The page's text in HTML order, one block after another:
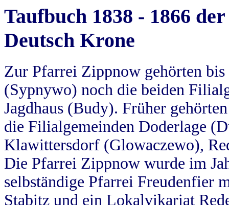
Taufbuch 1838 - 1866
Deutsch Krone
Zur Pfarrei Zippnow gehörten
(Sypnywo) noch die beiden
Jagdhaus (Budy). Früher
die Filialgemeinden Doderlage
Klawittersdorf (Glowaczewo),
Die Pfarrei Zippnow wurde im
selbständige Pfarrei Freudenfier
Stabitz und ein Lokalvikariat